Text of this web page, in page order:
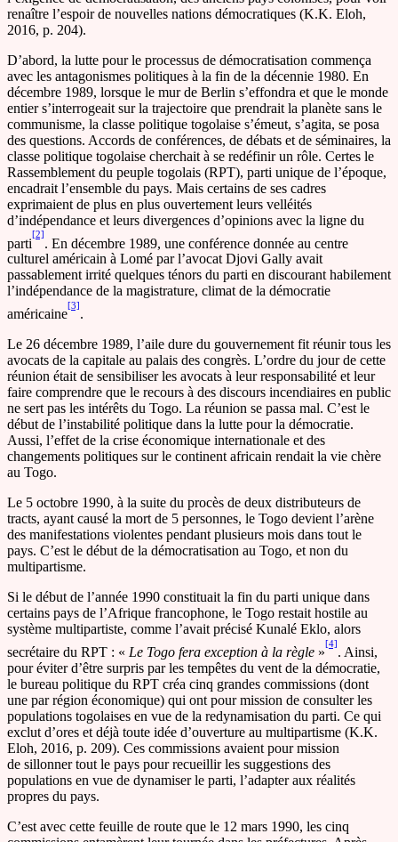
renaître l’espoir de nouvelles nations démocratiques (K.K. Eloh,
2016, p. 204).
D’abord, la lutte pour le processus de démocratisation commença
avec les antagonismes politiques à la fin de la décennie 1980. En
décembre 1989, lorsque le mur de Berlin s’effondra et que le monde
entier s’interrogeait sur la trajectoire que prendrait la planète sans le
communisme, la classe politique togolaise s’émeut, s’agita, se posa
des questions. Accords de conférences, de débats et de séminaires, la
classe politique togolaise cherchait à se redéfinir un rôle. Certes le
Rassemblement du peuple togolais (RPT), parti unique de l’époque,
encadrait l’ensemble du pays. Mais certains de ses cadres
exprimaient de plus en plus ouvertement leurs velléités
d’indépendance et leurs divergences d’opinions avec la ligne du
parti
[2]
. En décembre 1989, une conférence donnée au centre
culturel américain à Lomé par l’avocat Djovi Gally avait
passablement irrité quelques ténors du parti en discourant habilement
l’indépendance de la magistrature, climat de la démocratie
américaine
[3]
.
Le 26 décembre 1989, l’aile dure du gouvernement fit réunir tous les
avocats de la capitale au palais des congrès. L’ordre du jour de cette
réunion était de sensibiliser les avocats à leur responsabilité et leur
faire comprendre que le recours à des discours incendiaires en public
ne sert pas les intérêts du Togo. La réunion se passa mal. C’est le
début de l’instabilité politique dans la lutte pour la démocratie.
Aussi, l’effet de la crise économique internationale et des
changements politiques sur le continent africain rendait la vie chère
au Togo.
Le 5 octobre 1990, à la suite du procès de deux distributeurs de
tracts, ayant causé la mort de 5 personnes, le Togo devient l’arène
des manifestations violentes pendant plusieurs mois dans tout le
pays. C’est le début de la démocratisation au Togo, et non du
multipartisme.
Si le début de l’année 1990 constituait la fin du parti unique dans
certains pays de l’Afrique francophone, le Togo restait hostile au
système multipartiste, comme l’avait précisé Kunalé Eklo, alors
secrétaire du RPT : « Le Togo fera exception à la règle »
[4]
. Ainsi,
pour éviter d’être surpris par les tempêtes du vent de la démocratie,
le bureau politique du RPT créa cinq grandes commissions (dont
une par région économique) qui ont pour mission de consulter les
populations togolaises en vue de la redynamisation du parti. Ce qui
exclut d’ores et déjà toute idée d’ouverture au multipartisme (K.K.
Eloh, 2016, p. 209). Ces commissions avaient pour mission
de sillonner tout le pays pour recueillir les suggestions des
populations en vue de dynamiser le parti, l’adapter aux réalités
propres du pays.
C’est avec cette feuille de route que le 12 mars 1990, les cinq